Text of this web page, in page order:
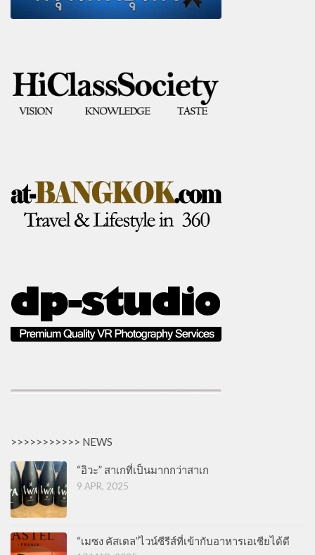
>>>>>>>>>>> NEWS
“อิวะ” สาเกที่เป็นมากกว่าสาเก
9 APR, 2025
“เมซง คัสเตล”ไวน์ซีรีส์ที่เข้ากับอาหารเอเชียได้ดี